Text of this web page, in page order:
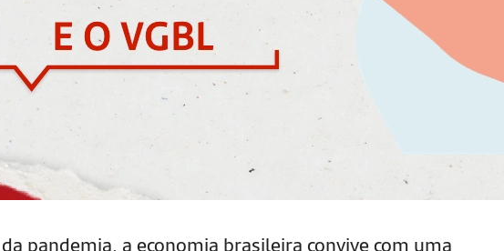
pandemia, a economia brasileira convive com uma